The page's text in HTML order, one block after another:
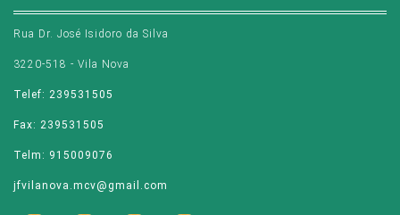
Rua Dr. José Isidoro da Silva
3220-518 - Vila Nova
Telef: 239531505
Fax: 239531505
Telm: 915009076
jfvilanova.mcv@gmail.com